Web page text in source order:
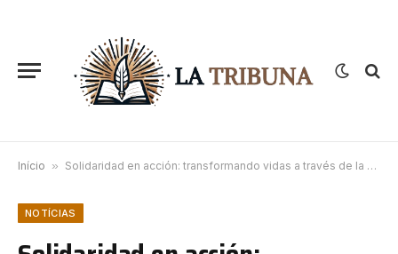
Início » Solidaridad en acción: transformando vidas a través de la educación y proyectos sociales
NOTÍCIAS